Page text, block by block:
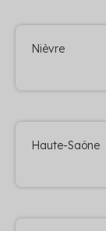
Nièvre
Haute-Saône